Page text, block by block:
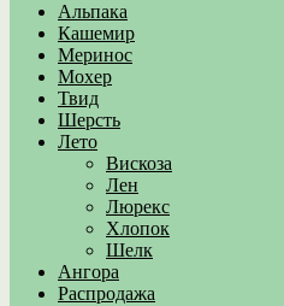
Альпака
Кашемир
Меринос
Мохер
Твид
Шерсть
Лето
Вискоза
Лен
Люрекс
Хлопок
Шелк
Ангора
Распродажа